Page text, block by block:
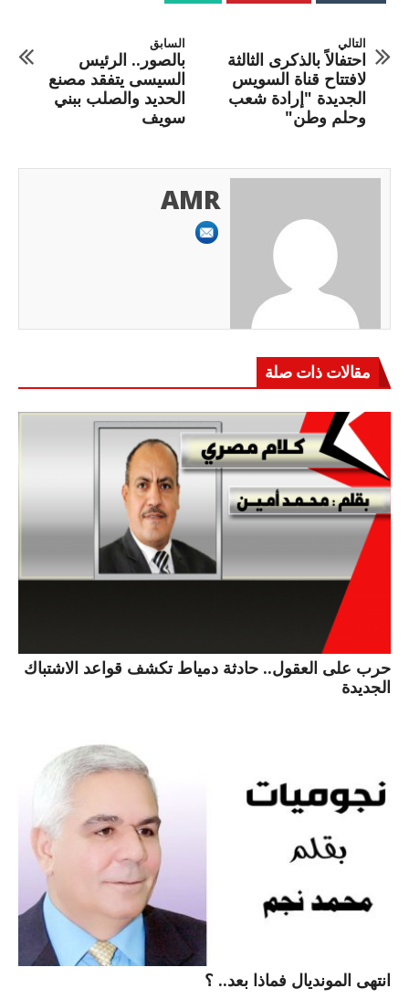
السابق
بالصور.. الرئيس
السيسى يتفقد مصنع
الحديد والصلب ببني
سويف
التالي
احتفالاً بالذكرى الثالثة
لافتتاح قناة السويس
الجديدة "إرادة شعب
وحلم وطن"
AMR
مقالات ذات صلة
حرب على العقول.. حادثة دمياط تكشف قواعد الاشتباك
الجديدة
انتهى المونديال فماذا بعد.. ؟